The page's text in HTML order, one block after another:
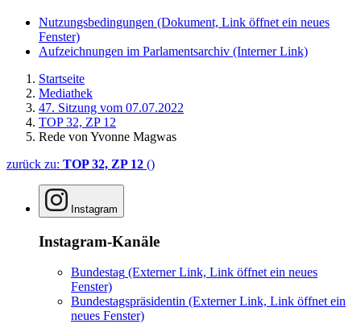
Nutzungsbedingungen (Dokument, Link öffnet ein neues
Fenster)
Aufzeichnungen im Parlamentsarchiv (Interner Link)
Startseite
Mediathek
47. Sitzung vom 07.07.2022
TOP 32, ZP 12
Rede von Yvonne Magwas
zurück zu: TOP 32, ZP 12 ()
Instagram
Instagram-Kanäle
Bundestag (Externer Link, Link öffnet ein neues
Fenster)
Bundestagspräsidentin (Externer Link, Link öffnet ein
neues Fenster)